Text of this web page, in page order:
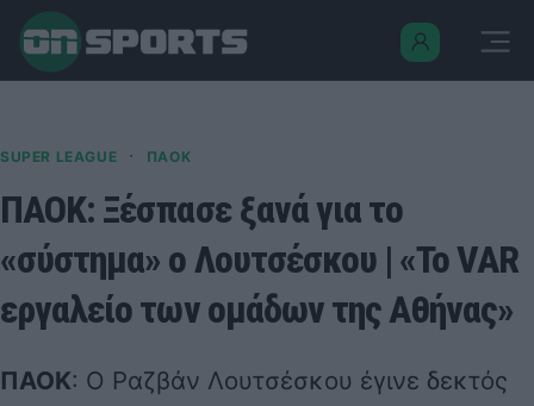
SUPER LEAGUE · ΠΑΟΚ
ΠΑΟΚ: Ξέσπασε ξανά για το
«σύστημα» ο Λουτσέσκου | «Το VAR
εργαλείο των ομάδων της Αθήνας»
ΠΑΟΚ: Ο Ραζβάν Λουτσέσκου έγινε δεκτός